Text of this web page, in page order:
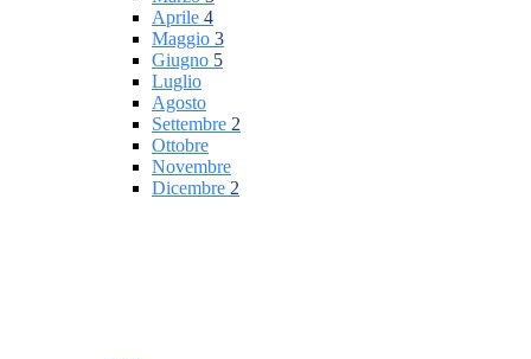
Aprile 4
Maggio 3
Giugno 5
Luglio
Agosto
Settembre 2
Ottobre
Novembre
Dicembre 2